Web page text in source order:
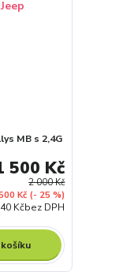
MB s 2,4G
2 000 Kč
Kč (- 25 %)
500 Kč
Kčbez DPH